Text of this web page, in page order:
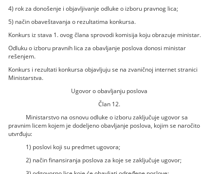
4) rok za donošenje i objavljivanje odluke o izboru pravnog lica;
5) način obaveštavanja o rezultatima konkursa.
Konkurs iz stava 1. ovog člana sprovodi komisija koju obrazuje ministar.
Odluku o izboru pravnih lica za obavljanje poslova donosi ministar
rešenjem.
Konkurs i rezultati konkursa objavljuju se na zvaničnoj internet stranici
Ministarstva.
Ugovor o obavljanju poslova
Član 12.
Ministarstvo na osnovu odluke o izboru zaključuje ugovor sa
pravnim licem kojem je dodeljeno obavljanje poslova, kojim se naročito
utvrđuju:
1) poslovi koji su predmet ugovora;
2) način finansiranja poslova za koje se zaključuje ugovor;